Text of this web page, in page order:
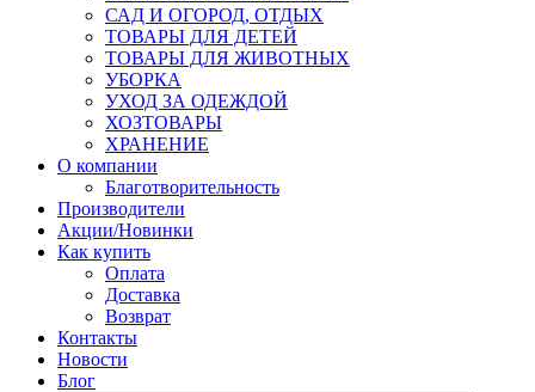
САД И ОГОРОД, ОТДЫХ
ТОВАРЫ ДЛЯ ДЕТЕЙ
ТОВАРЫ ДЛЯ ЖИВОТНЫХ
УБОРКА
УХОД ЗА ОДЕЖДОЙ
ХОЗТОВАРЫ
ХРАНЕНИЕ
О компании
Благотворительность
Производители
Акции/Новинки
Как купить
Оплата
Доставка
Возврат
Контакты
Новости
Блог